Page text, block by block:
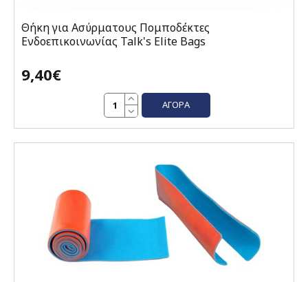
Θήκη για Ασύρματους Πομποδέκτες
Ενδοεπικοινωνίας Talk's Elite Bags
9,40€
ΑΓΟΡΆ